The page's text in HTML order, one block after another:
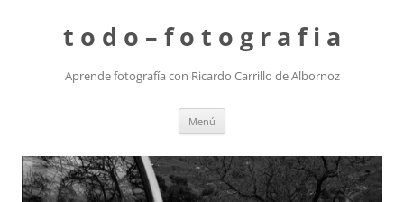
t o d o – f o t o g r a f i a
Aprende fotografía con Ricardo Carrillo de Albornoz
Menú